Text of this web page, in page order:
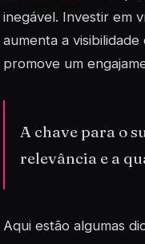
inegável. Investir em
aumenta a
promove um
A chave para o
relevância e a
Aqui estão algumas